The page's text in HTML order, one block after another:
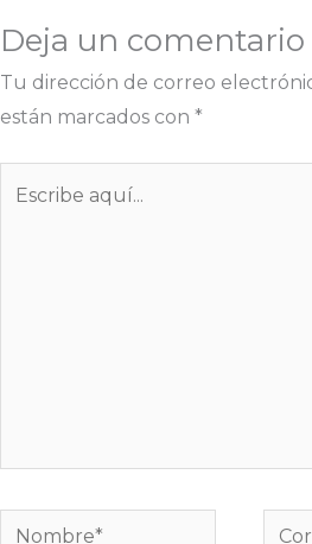
Deja un comentario
Tu dirección de correo
están marcados con *
Nombre*